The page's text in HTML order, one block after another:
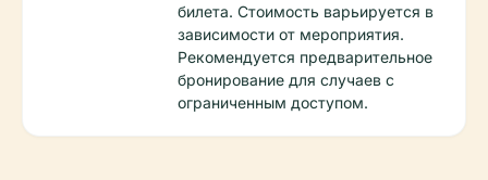
билета. Стоимость варьируется в
зависимости от мероприятия.
Рекомендуется предварительное
бронирование для случаев с
ограниченным доступом.